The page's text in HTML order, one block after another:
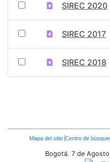
SIREC 2020
SIREC 2017
SIREC 2018
Enlaces
Inferiores
Mapa del sitio Centro de
Bogotá. 7 de